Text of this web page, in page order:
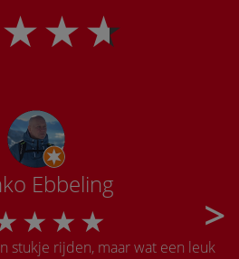
Ebbeling
stukje rijden, maar wat een leuk